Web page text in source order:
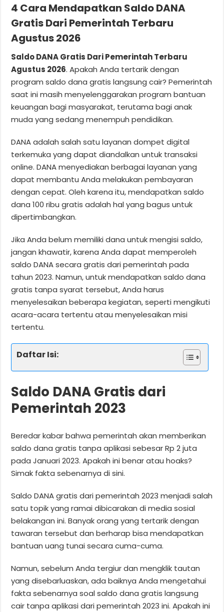
4 Cara Mendapatkan Saldo DANA
Gratis Dari Pemerintah Terbaru
Agustus 2026
Saldo DANA Gratis Dari Pemerintah Terbaru
Agustus 2026. Apakah Anda tertarik dengan
program saldo dana gratis langsung cair? Pemerintah
saat ini masih menyelenggarakan program bantuan
keuangan bagi masyarakat, terutama bagi anak
muda yang sedang menempuh pendidikan.
DANA adalah salah satu layanan dompet digital
terkemuka yang dapat diandalkan untuk transaksi
online. DANA menyediakan berbagai layanan yang
dapat membantu Anda melakukan pembayaran
dengan cepat. Oleh karena itu, mendapatkan saldo
dana 100 ribu gratis adalah hal yang bagus untuk
dipertimbangkan.
Jika Anda belum memiliki dana untuk mengisi saldo,
jangan khawatir, karena Anda dapat memperoleh
saldo DANA secara gratis dari pemerintah pada
tahun 2023. Namun, untuk mendapatkan saldo dana
gratis tanpa syarat tersebut, Anda harus
menyelesaikan beberapa kegiatan, seperti mengikuti
acara-acara tertentu atau menyelesaikan misi
tertentu.
Daftar Isi:
Saldo DANA Gratis dari
Pemerintah 2023
Beredar kabar bahwa pemerintah akan memberikan
saldo dana gratis tanpa aplikasi sebesar Rp 2 juta
pada Januari 2023. Apakah ini benar atau hoaks?
Simak fakta sebenarnya di sini.
Saldo DANA gratis dari pemerintah 2023 menjadi salah
satu topik yang ramai dibicarakan di media sosial
belakangan ini. Banyak orang yang tertarik dengan
tawaran tersebut dan berharap bisa mendapatkan
bantuan uang tunai secara cuma-cuma.
Namun, sebelum Anda tergiur dan mengklik tautan
yang disebarluaskan, ada baiknya Anda mengetahui
fakta sebenarnya soal saldo dana gratis langsung
cair tanpa aplikasi dari pemerintah 2023 ini. Apakah ini